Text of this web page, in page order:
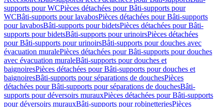
supports pour WCPièces détachées pour Bâti-supports pour
WCBâti-supports pour lavabosPièces détachées pour Bâti-supports
pour lavabosBâti-supports pour bidetsPièces détachées pour Bâti-
supports pour bidetsBâti-supports pour urinoirsPièces détachées
pour Bâti-supports pour urinoirsBâti-supports pour douches avec
évacuation muralePièces détachées pour Bâti-supports pour douches
avec évacuation muraleBâti-supports pour douches et
baignoiresPièces détachées pour Bâti-supports pour douches et
baignoiresBâti-supports pour séparations de douchesPièces
détachées pour Bâti-supports pour séparations de douchesBâti-
supports pour déversoirs murauxPièces détachées pour Bâti-supports
pour déversoirs murauxBâti-supports pour robinetteriesPièces